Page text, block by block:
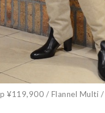
¥119,900 / Flannel Multi /